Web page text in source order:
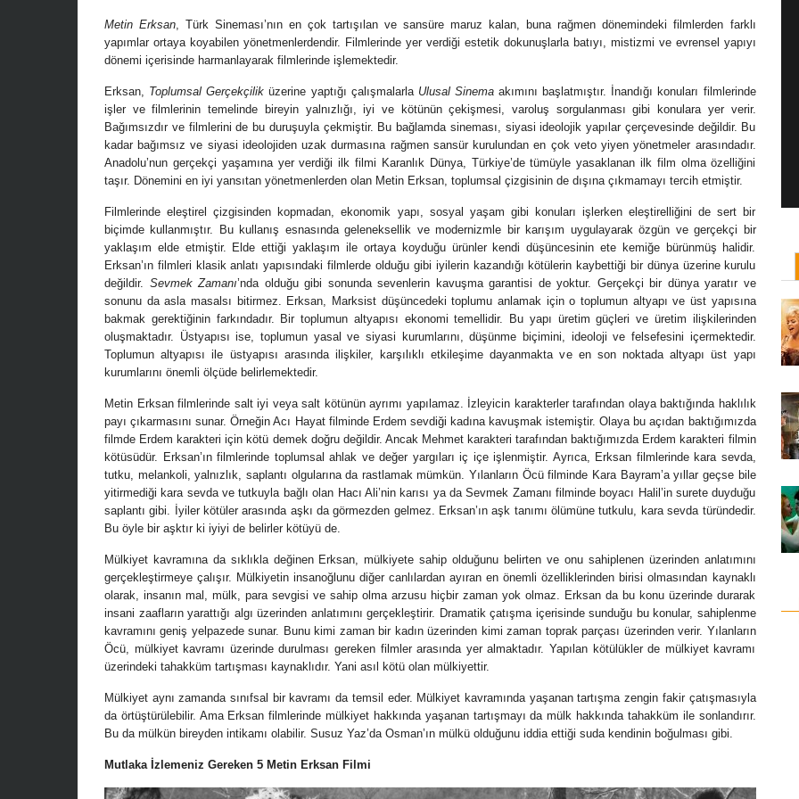
Metin Erksan, Türk Sineması’nın en çok tartışılan ve sansüre maruz kalan, buna rağmen dönemindeki filmlerden farklı
yapımlar ortaya koyabilen yönetmenlerdendir. Filmlerinde yer verdiği estetik dokunuşlarla batıyı, mistizmi ve evrensel yapıyı
dönemi içerisinde harmanlayarak filmlerinde işlemektedir.
Erksan, Toplumsal Gerçekçilik üzerine yaptığı çalışmalarla Ulusal Sinemaakımını başlatmıştır. İnandığı konuları filmlerinde
işler ve filmlerinin temelinde bireyin yalnızlığı, iyi ve kötünün çekişmesi, varoluş sorgulanması gibi konulara yer verir.
Bağımsızdır ve filmlerini de bu duruşuyla çekmiştir. Bu bağlamda sineması, siyasi ideolojik yapılar çerçevesinde değildir. Bu
kadar bağımsız ve siyasi ideolojiden uzak durmasına rağmen sansür kurulundan en çok veto yiyen yönetmeler arasındadır.
Anadolu’nun gerçekçi yaşamına yer verdiği ilk filmi Karanlık Dünya, Türkiye’de tümüyle yasaklanan ilk film olma özelliğini
taşır. Dönemini en iyi yansıtan yönetmenlerden olan Metin Erksan, toplumsal çizgisinin de dışına çıkmamayı tercih etmiştir.
Filmlerinde eleştirel çizgisinden kopmadan, ekonomik yapı, sosyal yaşam gibi konuları işlerken eleştirelliğini de sert bir
biçimde kullanmıştır. Bu kullanış esnasında geleneksellik ve modernizmle bir karışım uygulayarak özgün ve gerçekçi bir
yaklaşım elde etmiştir. Elde ettiği yaklaşım ile ortaya koyduğu ürünler kendi düşüncesinin ete kemiğe bürünmüş halidir.
Erksan’ın filmleri klasik anlatı yapısındaki filmlerde olduğu gibi iyilerin kazandığı kötülerin kaybettiği bir dünya üzerine kurulu
değildir. Sevmek Zamanı’nda olduğu gibi sonunda sevenlerin kavuşma garantisi de yoktur. Gerçekçi bir dünya yaratır ve
sonunu da asla masalsı bitirmez. Erksan, Marksist düşüncedeki toplumu anlamak için o toplumun altyapı ve üst yapısına
bakmak gerektiğinin farkındadır. Bir toplumun altyapısı ekonomi temellidir. Bu yapı üretim güçleri ve üretim ilişkilerinden
oluşmaktadır. Üstyapısı ise, toplumun yasal ve siyasi kurumlarını, düşünme biçimini, ideoloji ve felsefesini içermektedir.
Toplumun altyapısı ile üstyapısı arasında ilişkiler, karşılıklı etkileşime dayanmakta ve en son noktada altyapı üst yapı
kurumlarını önemli ölçüde belirlemektedir.
Metin Erksan filmlerinde salt iyi veya salt kötünün ayrımı yapılamaz. İzleyicin karakterler tarafından olaya baktığında haklılık
payı çıkarmasını sunar. Örneğin Acı Hayat filminde Erdem sevdiği kadına kavuşmak istemiştir. Olaya bu açıdan baktığımızda
filmde Erdem karakteri için kötü demek doğru değildir. Ancak Mehmet karakteri tarafından baktığımızda Erdem karakteri filmin
kötüsüdür. Erksan’ın filmlerinde toplumsal ahlak ve değer yargıları iç içe işlenmiştir. Ayrıca, Erksan filmlerinde kara sevda,
tutku, melankoli, yalnızlık, saplantı olgularına da rastlamak mümkün. Yılanların Öcü filminde Kara Bayram’a yıllar geçse bile
yitirmediği kara sevda ve tutkuyla bağlı olan Hacı Ali’nin karısı ya da Sevmek Zamanı filminde boyacı Halil’in surete duyduğu
saplantı gibi. İyiler kötüler arasında aşkı da görmezden gelmez. Erksan’ın aşk tanımı ölümüne tutkulu, kara sevda türündedir.
Bu öyle bir aşktır ki iyiyi de belirler kötüyü de.
Mülkiyet kavramına da sıklıkla değinen Erksan, mülkiyete sahip olduğunu belirten ve onu sahiplenen üzerinden anlatımını
gerçekleştirmeye çalışır. Mülkiyetin insanoğlunu diğer canlılardan ayıran en önemli özelliklerinden birisi olmasından kaynaklı
olarak, insanın mal, mülk, para sevgisi ve sahip olma arzusu hiçbir zaman yok olmaz. Erksan da bu konu üzerinde durarak
insani zaafların yarattığı algı üzerinden anlatımını gerçekleştirir. Dramatik çatışma içerisinde sunduğu bu konular, sahiplenme
kavramını geniş yelpazede sunar. Bunu kimi zaman bir kadın üzerinden kimi zaman toprak parçası üzerinden verir. Yılanların
Öcü, mülkiyet kavramı üzerinde durulması gereken filmler arasında yer almaktadır. Yapılan kötülükler de mülkiyet kavramı
üzerindeki tahakküm tartışması kaynaklıdır. Yani asıl kötü olan mülkiyettir.
Mülkiyet aynı zamanda sınıfsal bir kavramı da temsil eder. Mülkiyet kavramında yaşanan tartışma zengin fakir çatışmasıyla
da örtüştürülebilir. Ama Erksan filmlerinde mülkiyet hakkında yaşanan tartışmayı da mülk hakkında tahakküm ile sonlandırır.
Bu da mülkün bireyden intikamı olabilir. Susuz Yaz’da Osman’ın mülkü olduğunu iddia ettiği suda kendinin boğulması gibi.
Mutlaka İzlemeniz Gereken 5 Metin Erksan Filmi
07 Kasım, 2017/ yazar: Dilan Salkaya
Uzun metrajları bir yana, adını son dönemde en
çok Top of the Lake dizisi ile duyduğumuz Yeni
Zelandalı yönetmen ...
19 Ocak, 2019/ yazar:İlayda Bıyıklı
Sanat tarihi okuduktan sonra, sanat hayatına
aslen fotoğrafla başlayan Belçika asıllı Fransız
yönetmen Agnès Varda, ...